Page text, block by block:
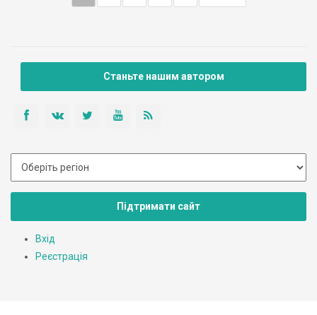
Станьте нашим автором
Підтримати сайт
Вхід
Реєстрація